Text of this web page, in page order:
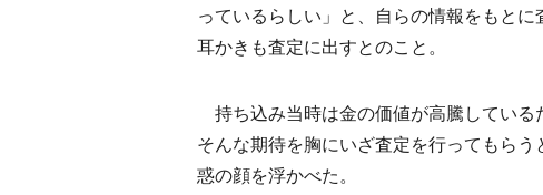
っているらしい」と、自らの情報をもと
耳かきも査定に出すとのこと。
持ち込み当時は金の価値が高騰している
そんな期待を胸にいざ査定を行ってもら
惑の顔を浮かべた。